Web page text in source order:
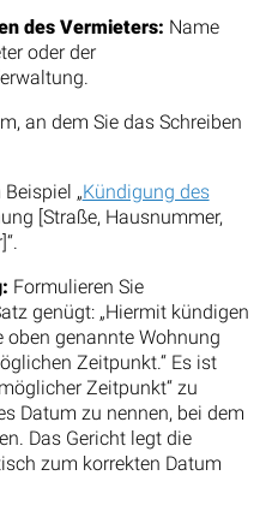
des Vermieters: Name
oder der
an dem Sie das Schreiben
„Kündigung des
[Straße, Hausnummer,
Formulieren Sie
genügt: „Hiermit kündigen
genannte Wohnung
Zeitpunkt.“ Es ist
Zeitpunkt“ zu
Datum zu nennen, bei dem
Das Gericht legt die
zum korrekten Datum